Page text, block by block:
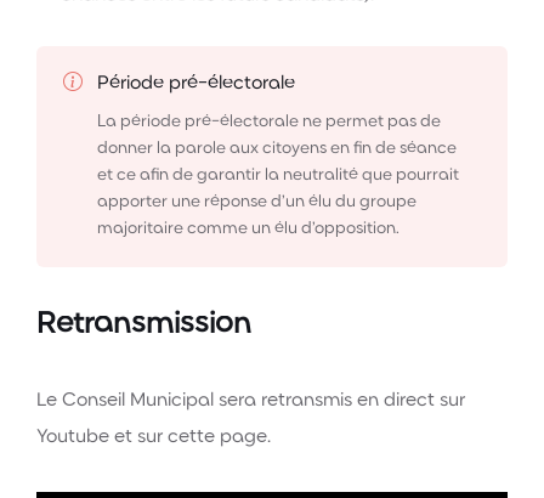
Période pré-électorale
La période pré-électorale ne permet pas de
donner la parole aux citoyens en fin de séance
et ce afin de garantir la neutralité que pourrait
apporter une réponse d’un élu du groupe
majoritaire comme un élu d’opposition.
Retransmission
Le Conseil Municipal sera retransmis en direct sur
Youtube et sur cette page.